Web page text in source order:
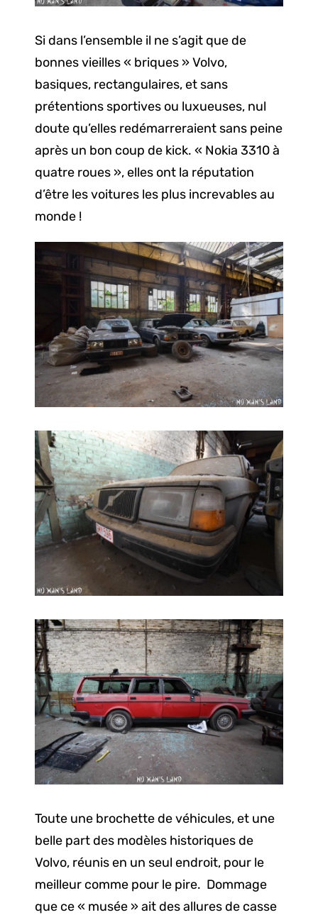
Si dans l’ensemble il ne s’agit que de
bonnes vieilles « briques » Volvo,
basiques, rectangulaires, et sans
prétentions sportives ou luxueuses, nul
doute qu’elles redémarreraient sans peine
après un bon coup de kick. « Nokia 3310 à
quatre roues », elles ont la réputation
d’être les voitures les plus increvables au
monde !
Toute une brochette de véhicules, et une
belle part des modèles historiques de
Volvo, réunis en un seul endroit, pour le
meilleur comme pour le pire. Dommage
que ce « musée » ait des allures de casse